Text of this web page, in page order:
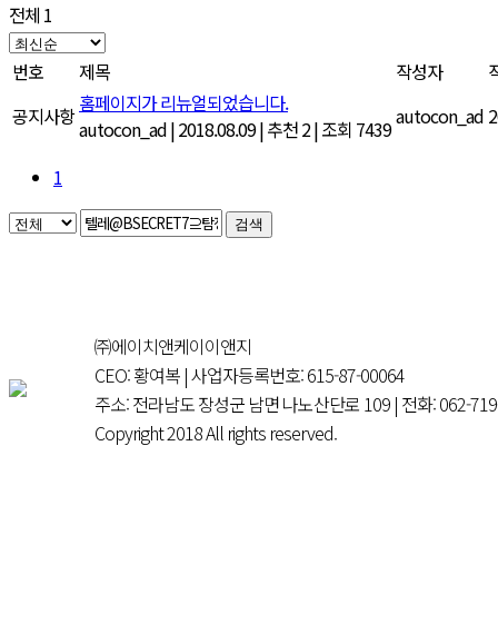
전체 1
번호 제목 작성자
공지사항 홈페이지가 리뉴얼되었습니다.
autocon_ad|2018.08.09|추천 2|조회 7439autocon_ad
1
검색
㈜에이치앤케이이앤지
CEO: 황여복 | 사업자등록번호: 615-87-00064
주소: 전라남도 장성군 남면 나노산단로 109 | 전화: 062-
Copyright 2018 All rights reserved.